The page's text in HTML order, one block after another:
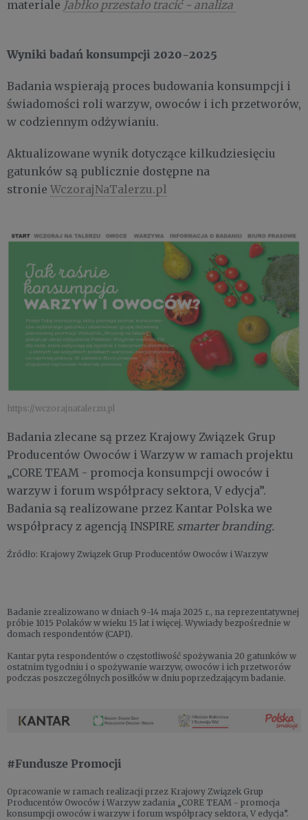
materiale Jabłko przestało tracić - analiza
Wyniki badań konsumpcji 2020-2025
Badania wspierają proces budowania konsumpcji i
świadomości roli warzyw, owoców i ich przetworów,
w codziennym odżywianiu.
Aktualizowane wynik dotyczące kilkudziesięciu
gatunków są publicznie dostępne na
stronie WczorajNaTalerzu.pl
https://wczorajnatalerzu.pl
Badania zlecane są przez Krajowy Związek Grup
Producentów Owoców i Warzyw w ramach projektu
„CORE TEAM - promocja konsumpcji owoców i
warzyw i forum współpracy sektora, V edycja”.
Badania są realizowane przez Kantar Polska we
współpracy z agencją INSPIRE smarter branding.
Źródło: Krajowy Związek Grup Producentów Owoców i Warzyw
Badanie zrealizowano w dniach 9-14 maja 2025 r., na reprezentatywnej
próbie 1015 Polaków w wieku 15 lat i więcej. Wywiady bezpośrednie w
domach respondentów (CAPI).
Kantar pyta respondentów o częstotliwość spożywania 20 gatunków w
ostatnim tygodniu i o spożywanie warzyw, owoców i ich przetworów
podczas poszczególnych posiłków w dniu poprzedzającym badanie.
#Fundusze Promocji
Opracowanie w ramach realizacji przez Krajowy Związek Grup
Producentów Owoców i Warzyw zadania „CORE TEAM - promocja
konsumpcji owoców i warzyw i forum współpracy sektora, V edycja”.